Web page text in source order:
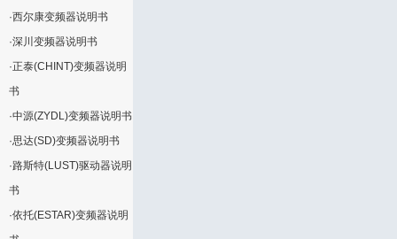
·西尔康变频器说明书
·深川变频器说明书
·正泰(CHINT)变频器说明
书
·中源(ZYDL)变频器说明书
·思达(SD)变频器说明书
·路斯特(LUST)驱动器说明
书
·依托(ESTAR)变频器说明